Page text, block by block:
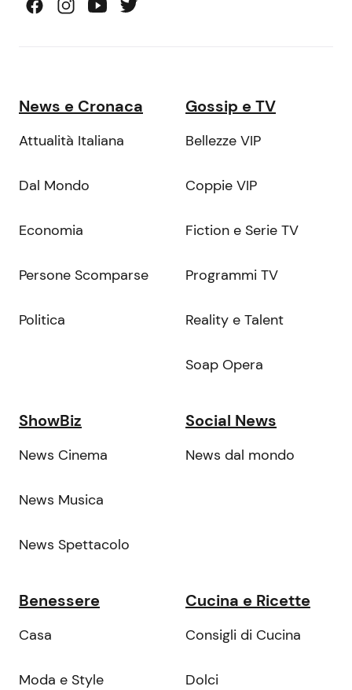
News e Cronaca
Attualità Italiana
Dal Mondo
Economia
Persone Scomparse
Politica
Gossip e TV
Bellezze VIP
Coppie VIP
Fiction e Serie TV
Programmi TV
Reality e Talent
Soap Opera
ShowBiz
News Cinema
News Musica
News Spettacolo
Social News
News dal mondo
Benessere
Casa
Moda e Style
Cucina e Ricette
Consigli di Cucina
Dolci